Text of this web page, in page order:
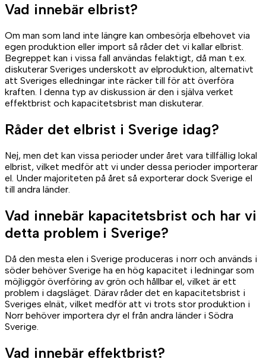
Vad innebär elbrist?
Om man som land inte längre kan ombesörja elbehovet via
egen produktion eller import så råder det vi kallar elbrist.
Begreppet kan i vissa fall användas felaktigt, då man t.ex.
diskuterar Sveriges underskott av elproduktion, alternativt
att Sveriges elledningar inte räcker till för att överföra
kraften. I denna typ av diskussion är den i själva verket
effektbrist och kapacitetsbrist man diskuterar.
Råder det elbrist i Sverige idag?
Nej, men det kan vissa perioder under året vara tillfällig lokal
elbrist, vilket medför att vi under dessa perioder importerar
el. Under majoriteten på året så exporterar dock Sverige el
till andra länder.
Vad innebär kapacitetsbrist och har vi
detta problem i Sverige?
Då den mesta elen i Sverige produceras i norr och används i
söder behöver Sverige ha en hög kapacitet i ledningar som
möjliggör överföring av grön och hållbar el, vilket är ett
problem i dagsläget. Därav råder det en kapacitetsbrist i
Sveriges elnät, vilket medför att vi trots stor produktion i
Norr behöver importera dyr el från andra länder i Södra
Sverige.
Vad innebär effektbrist?